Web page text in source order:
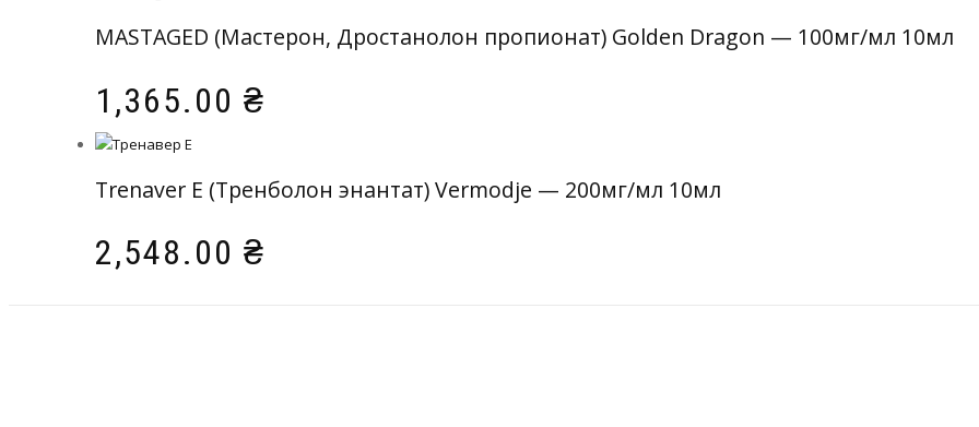
MASTAGED (Мастерон, Дростанолон пропионат) Golden Dragon — 100мг/мл 10мл
1,365.00 ₴
Trenaver E (Тренболон энантат) Vermodje — 200мг/мл 10мл
2,548.00 ₴